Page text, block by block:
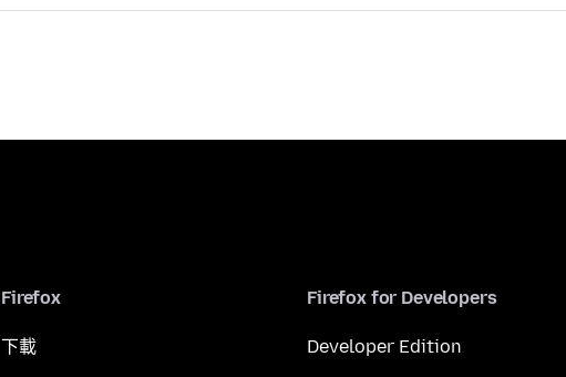
Firefox
下載
Firefox for Developers
Developer Edition